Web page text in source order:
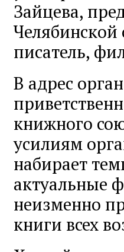
Зайцева,
Челябинской
писатель,
В адрес
книжного
усилиям
набирает
актуальные
неизменно
книги всех